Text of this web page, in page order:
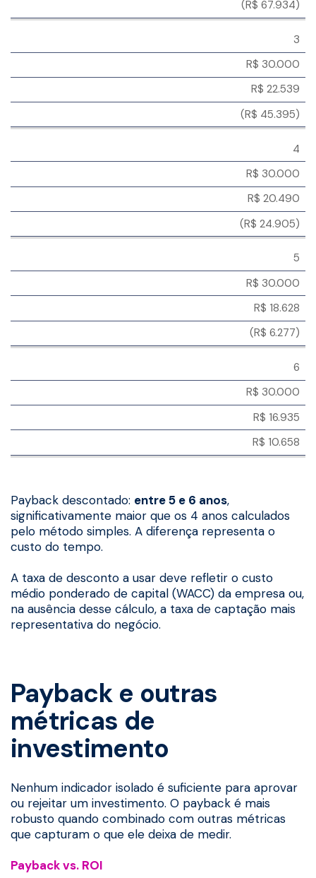
(R$ 67.934)
3
R$ 30.000
R$ 22.539
(R$ 45.395)
4
R$ 30.000
R$ 20.490
(R$ 24.905)
5
R$ 30.000
R$ 18.628
(R$ 6.277)
6
R$ 30.000
R$ 16.935
R$ 10.658
Payback descontado: entre 5 e 6 anos,
significativamente maior que os 4 anos calculados
pelo método simples. A diferença representa o
custo do tempo.
A taxa de desconto a usar deve refletir o custo
médio ponderado de capital (WACC) da empresa ou,
na ausência desse cálculo, a taxa de captação mais
representativa do negócio.
Payback e outras
métricas de
investimento
Nenhum indicador isolado é suficiente para aprovar
ou rejeitar um investimento. O payback é mais
robusto quando combinado com outras métricas
que capturam o que ele deixa de medir.
Payback vs. ROI